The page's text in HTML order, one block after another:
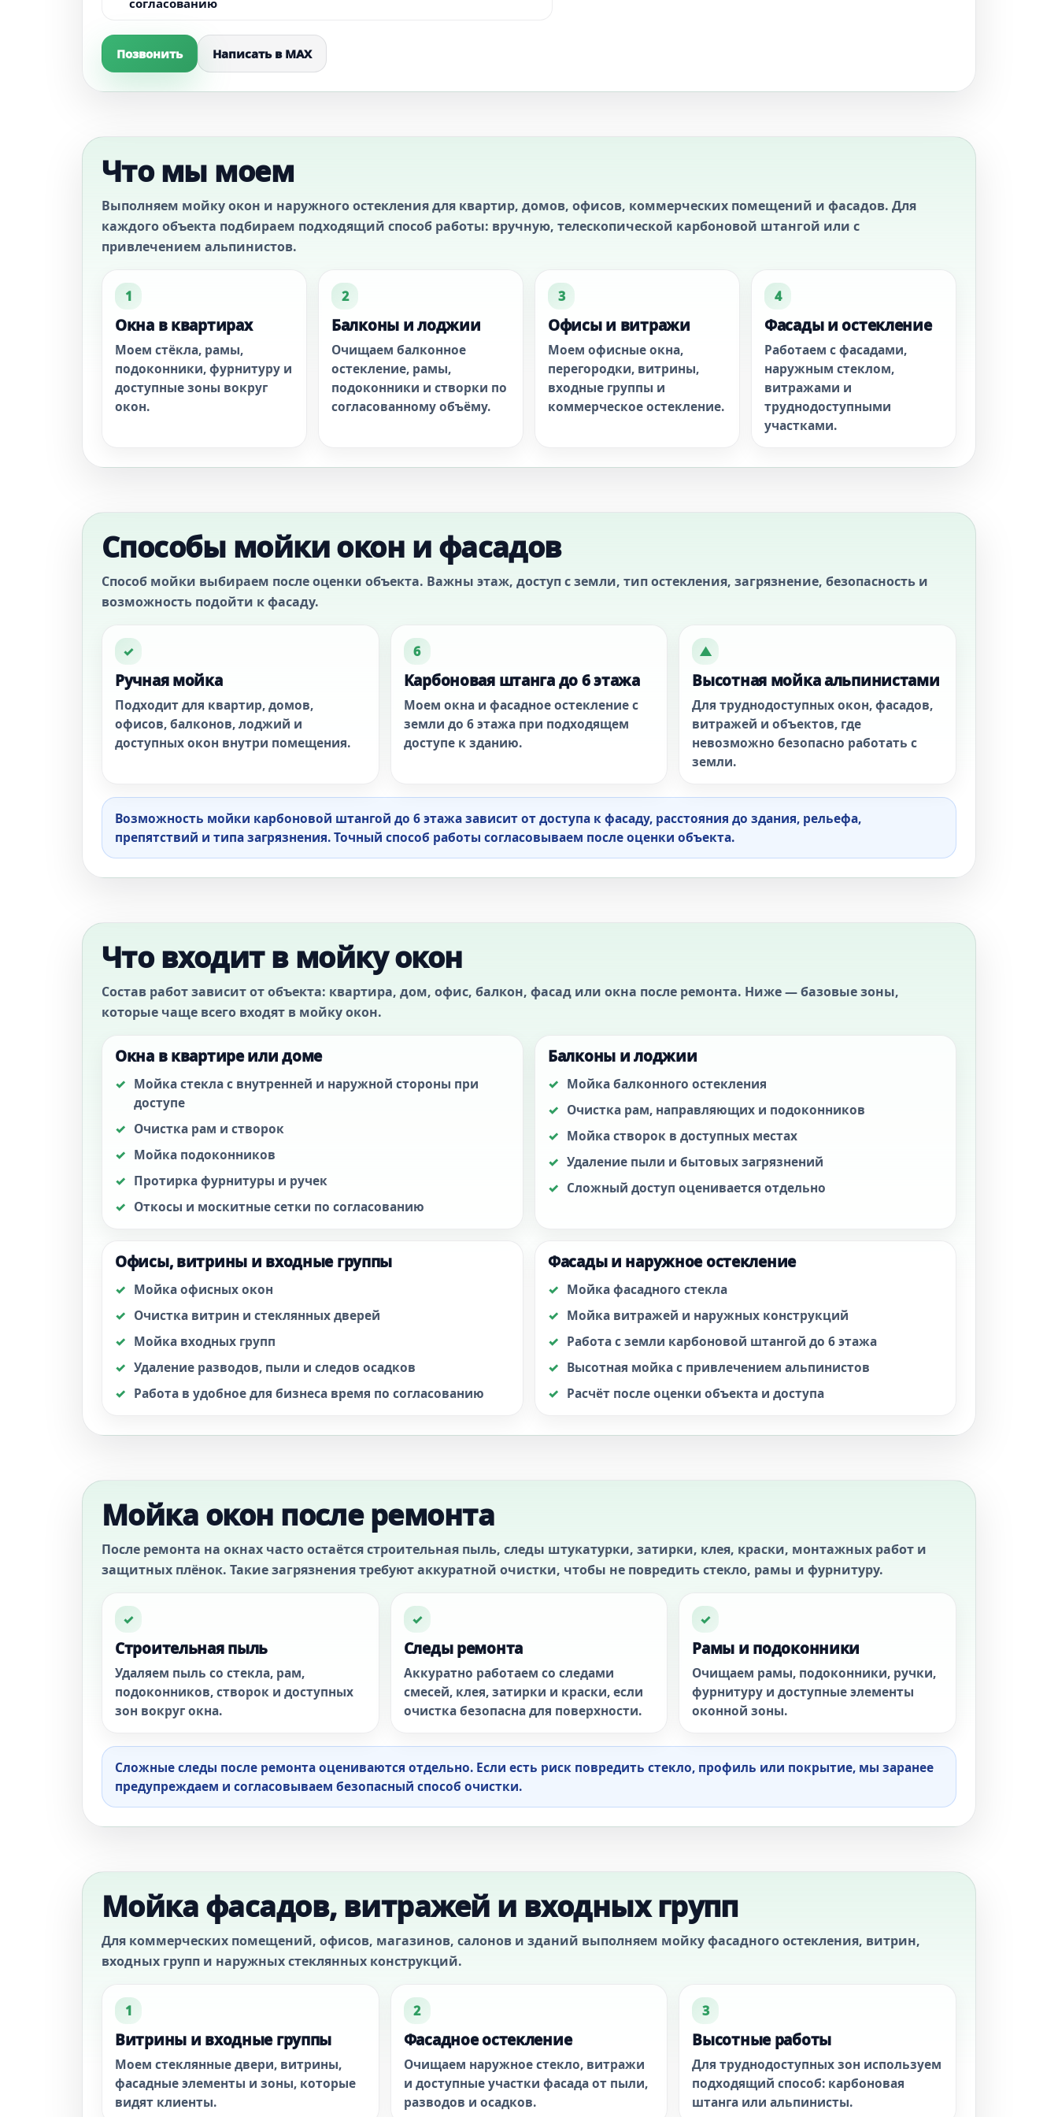
согласованию
Позвонить Написать в MAX
Что мы моем
Выполняем мойку окон и наружного остекления для квартир, домов, офисов, коммерческих помещений и фасадов. Для
каждого объекта подбираем подходящий способ работы: вручную, телескопической карбоновой штангой или с
привлечением альпинистов.
1
Окна в квартирах
Моем стёкла, рамы,
подоконники, фурнитуру и
доступные зоны вокруг
окон.
2
Балконы и лоджии
Очищаем балконное
остекление, рамы,
подоконники и створки по
согласованному объёму.
3
Офисы и витражи
Моем офисные окна,
перегородки, витрины,
входные группы и
коммерческое остекление.
4
Фасады и остекление
Работаем с фасадами,
наружным стеклом,
витражами и
труднодоступными
участками.
Способы мойки окон и фасадов
Способ мойки выбираем после оценки объекта. Важны этаж, доступ с земли, тип остекления, загрязнение, безопасность и
возможность подойти к фасаду.
✓
Ручная мойка
Подходит для квартир, домов,
офисов, балконов, лоджий и
доступных окон внутри помещения.
6
Карбоновая штанга до 6 этажа
Моем окна и фасадное остекление с
земли до 6 этажа при подходящем
доступе к зданию.
▲
Высотная мойка альпинистами
Для труднодоступных окон, фасадов,
витражей и объектов, где
невозможно безопасно работать с
земли.
Возможность мойки карбоновой штангой до 6 этажа зависит от доступа к фасаду, расстояния до здания, рельефа,
препятствий и типа загрязнения. Точный способ работы согласовываем после оценки объекта.
Что входит в мойку окон
Состав работ зависит от объекта: квартира, дом, офис, балкон, фасад или окна после ремонта. Ниже — базовые зоны,
которые чаще всего входят в мойку окон.
Окна в квартире или доме
Мойка стекла с внутренней и наружной стороны при
доступе
Очистка рам и створок
Мойка подоконников
Протирка фурнитуры и ручек
Откосы и москитные сетки по согласованию
Балконы и лоджии
Мойка балконного остекления
Очистка рам, направляющих и подоконников
Мойка створок в доступных местах
Удаление пыли и бытовых загрязнений
Сложный доступ оценивается отдельно
Офисы, витрины и входные группы
Мойка офисных окон
Очистка витрин и стеклянных дверей
Мойка входных групп
Удаление разводов, пыли и следов осадков
Работа в удобное для бизнеса время по согласованию
Фасады и наружное остекление
Мойка фасадного стекла
Мойка витражей и наружных конструкций
Работа с земли карбоновой штангой до 6 этажа
Высотная мойка с привлечением альпинистов
Расчёт после оценки объекта и доступа
Мойка окон после ремонта
После ремонта на окнах часто остаётся строительная пыль, следы штукатурки, затирки, клея, краски, монтажных работ и
защитных плёнок. Такие загрязнения требуют аккуратной очистки, чтобы не повредить стекло, рамы и фурнитуру.
✓
Строительная пыль
Удаляем пыль со стекла, рам,
подоконников, створок и доступных
зон вокруг окна.
✓
Следы ремонта
Аккуратно работаем со следами
смесей, клея, затирки и краски, если
очистка безопасна для поверхности.
✓
Рамы и подоконники
Очищаем рамы, подоконники, ручки,
фурнитуру и доступные элементы
оконной зоны.
Сложные следы после ремонта оцениваются отдельно. Если есть риск повредить стекло, профиль или покрытие, мы заранее
предупреждаем и согласовываем безопасный способ очистки.
Мойка фасадов, витражей и входных групп
Для коммерческих помещений, офисов, магазинов, салонов и зданий выполняем мойку фасадного остекления, витрин,
входных групп и наружных стеклянных конструкций.
1
Витрины и входные группы
Моем стеклянные двери, витрины,
фасадные элементы и зоны, которые
видят клиенты.
2
Фасадное остекление
Очищаем наружное стекло, витражи
и доступные участки фасада от пыли,
разводов и осадков.
3
Высотные работы
Для труднодоступных зон используем
подходящий способ: карбоновая
штанга или альпинисты.